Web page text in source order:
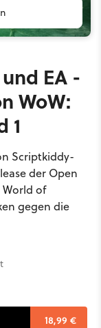
EA -
WoW:
1
Scriptkiddy-
der Open
World of
gegen die
18,99 €